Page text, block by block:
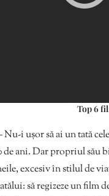
Top 6
Nu-i ușor să ai un tată
de ani. Dar propriul său
excesiv în stilul de
să regizeze un film